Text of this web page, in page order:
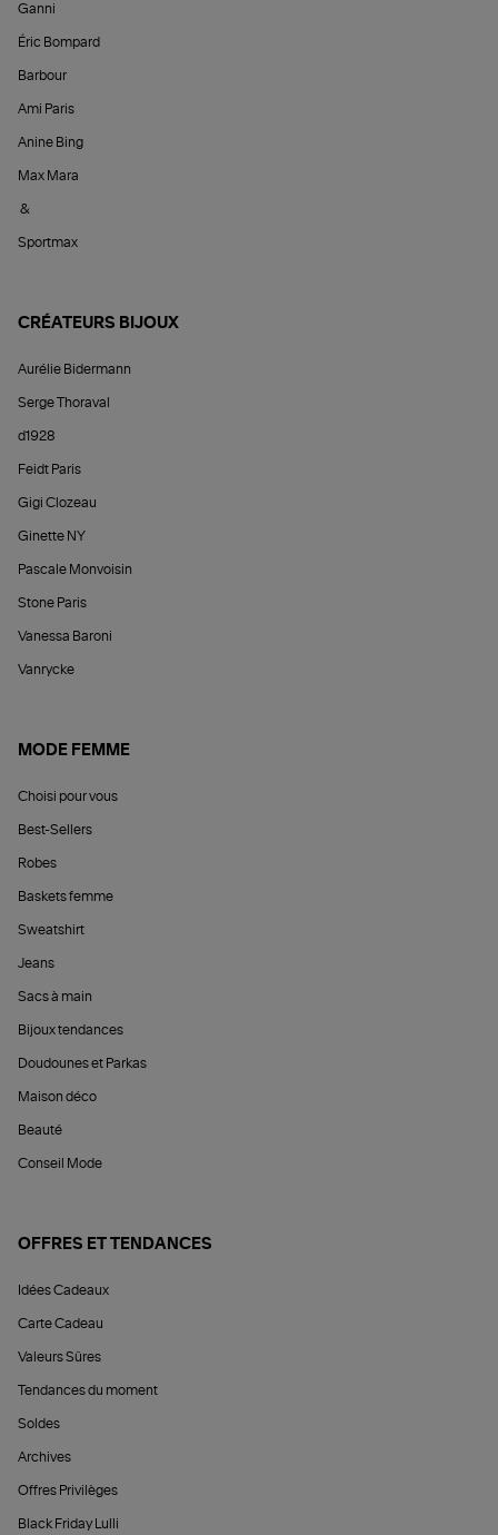
Ganni
Éric Bompard
Barbour
Ami Paris
Anine Bing
Max Mara
&
Sportmax
CRÉATEURS BIJOUX
Aurélie Bidermann
Serge Thoraval
d1928
Feidt Paris
Gigi Clozeau
Ginette NY
Pascale Monvoisin
Stone Paris
Vanessa Baroni
Vanrycke
MODE FEMME
Choisi pour vous
Best-Sellers
Robes
Baskets femme
Sweatshirt
Jeans
Sacs à main
Bijoux tendances
Doudounes et Parkas
Maison déco
Beauté
Conseil Mode
OFFRES ET TENDANCES
Idées Cadeaux
Carte Cadeau
Valeurs Sûres
Tendances du moment
Soldes
Archives
Offres Privilèges
Black Friday Lulli